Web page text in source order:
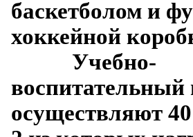
баскетболом и
хоккейной
Учебно-
воспитательный
осуществляют 40